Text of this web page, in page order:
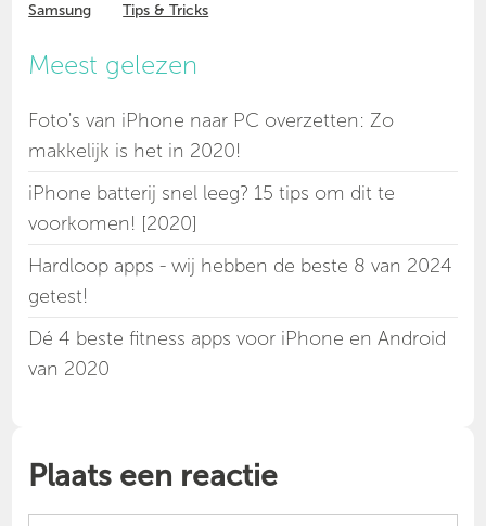
Samsung
Tips & Tricks
Meest gelezen
Foto's van iPhone naar PC overzetten: Zo
makkelijk is het in 2020!
iPhone batterij snel leeg? 15 tips om dit te
voorkomen! [2020]
Hardloop apps - wij hebben de beste 8 van 2024
getest!
Dé 4 beste fitness apps voor iPhone en Android
van 2020
Plaats een reactie